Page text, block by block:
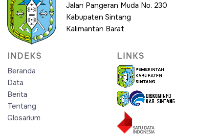
Jalan Pangeran Muda No. 230
Kabupaten Sintang
Kalimantan Barat
INDEKS
Beranda
Data
Berita
Tentang
Glosarium
LINKS